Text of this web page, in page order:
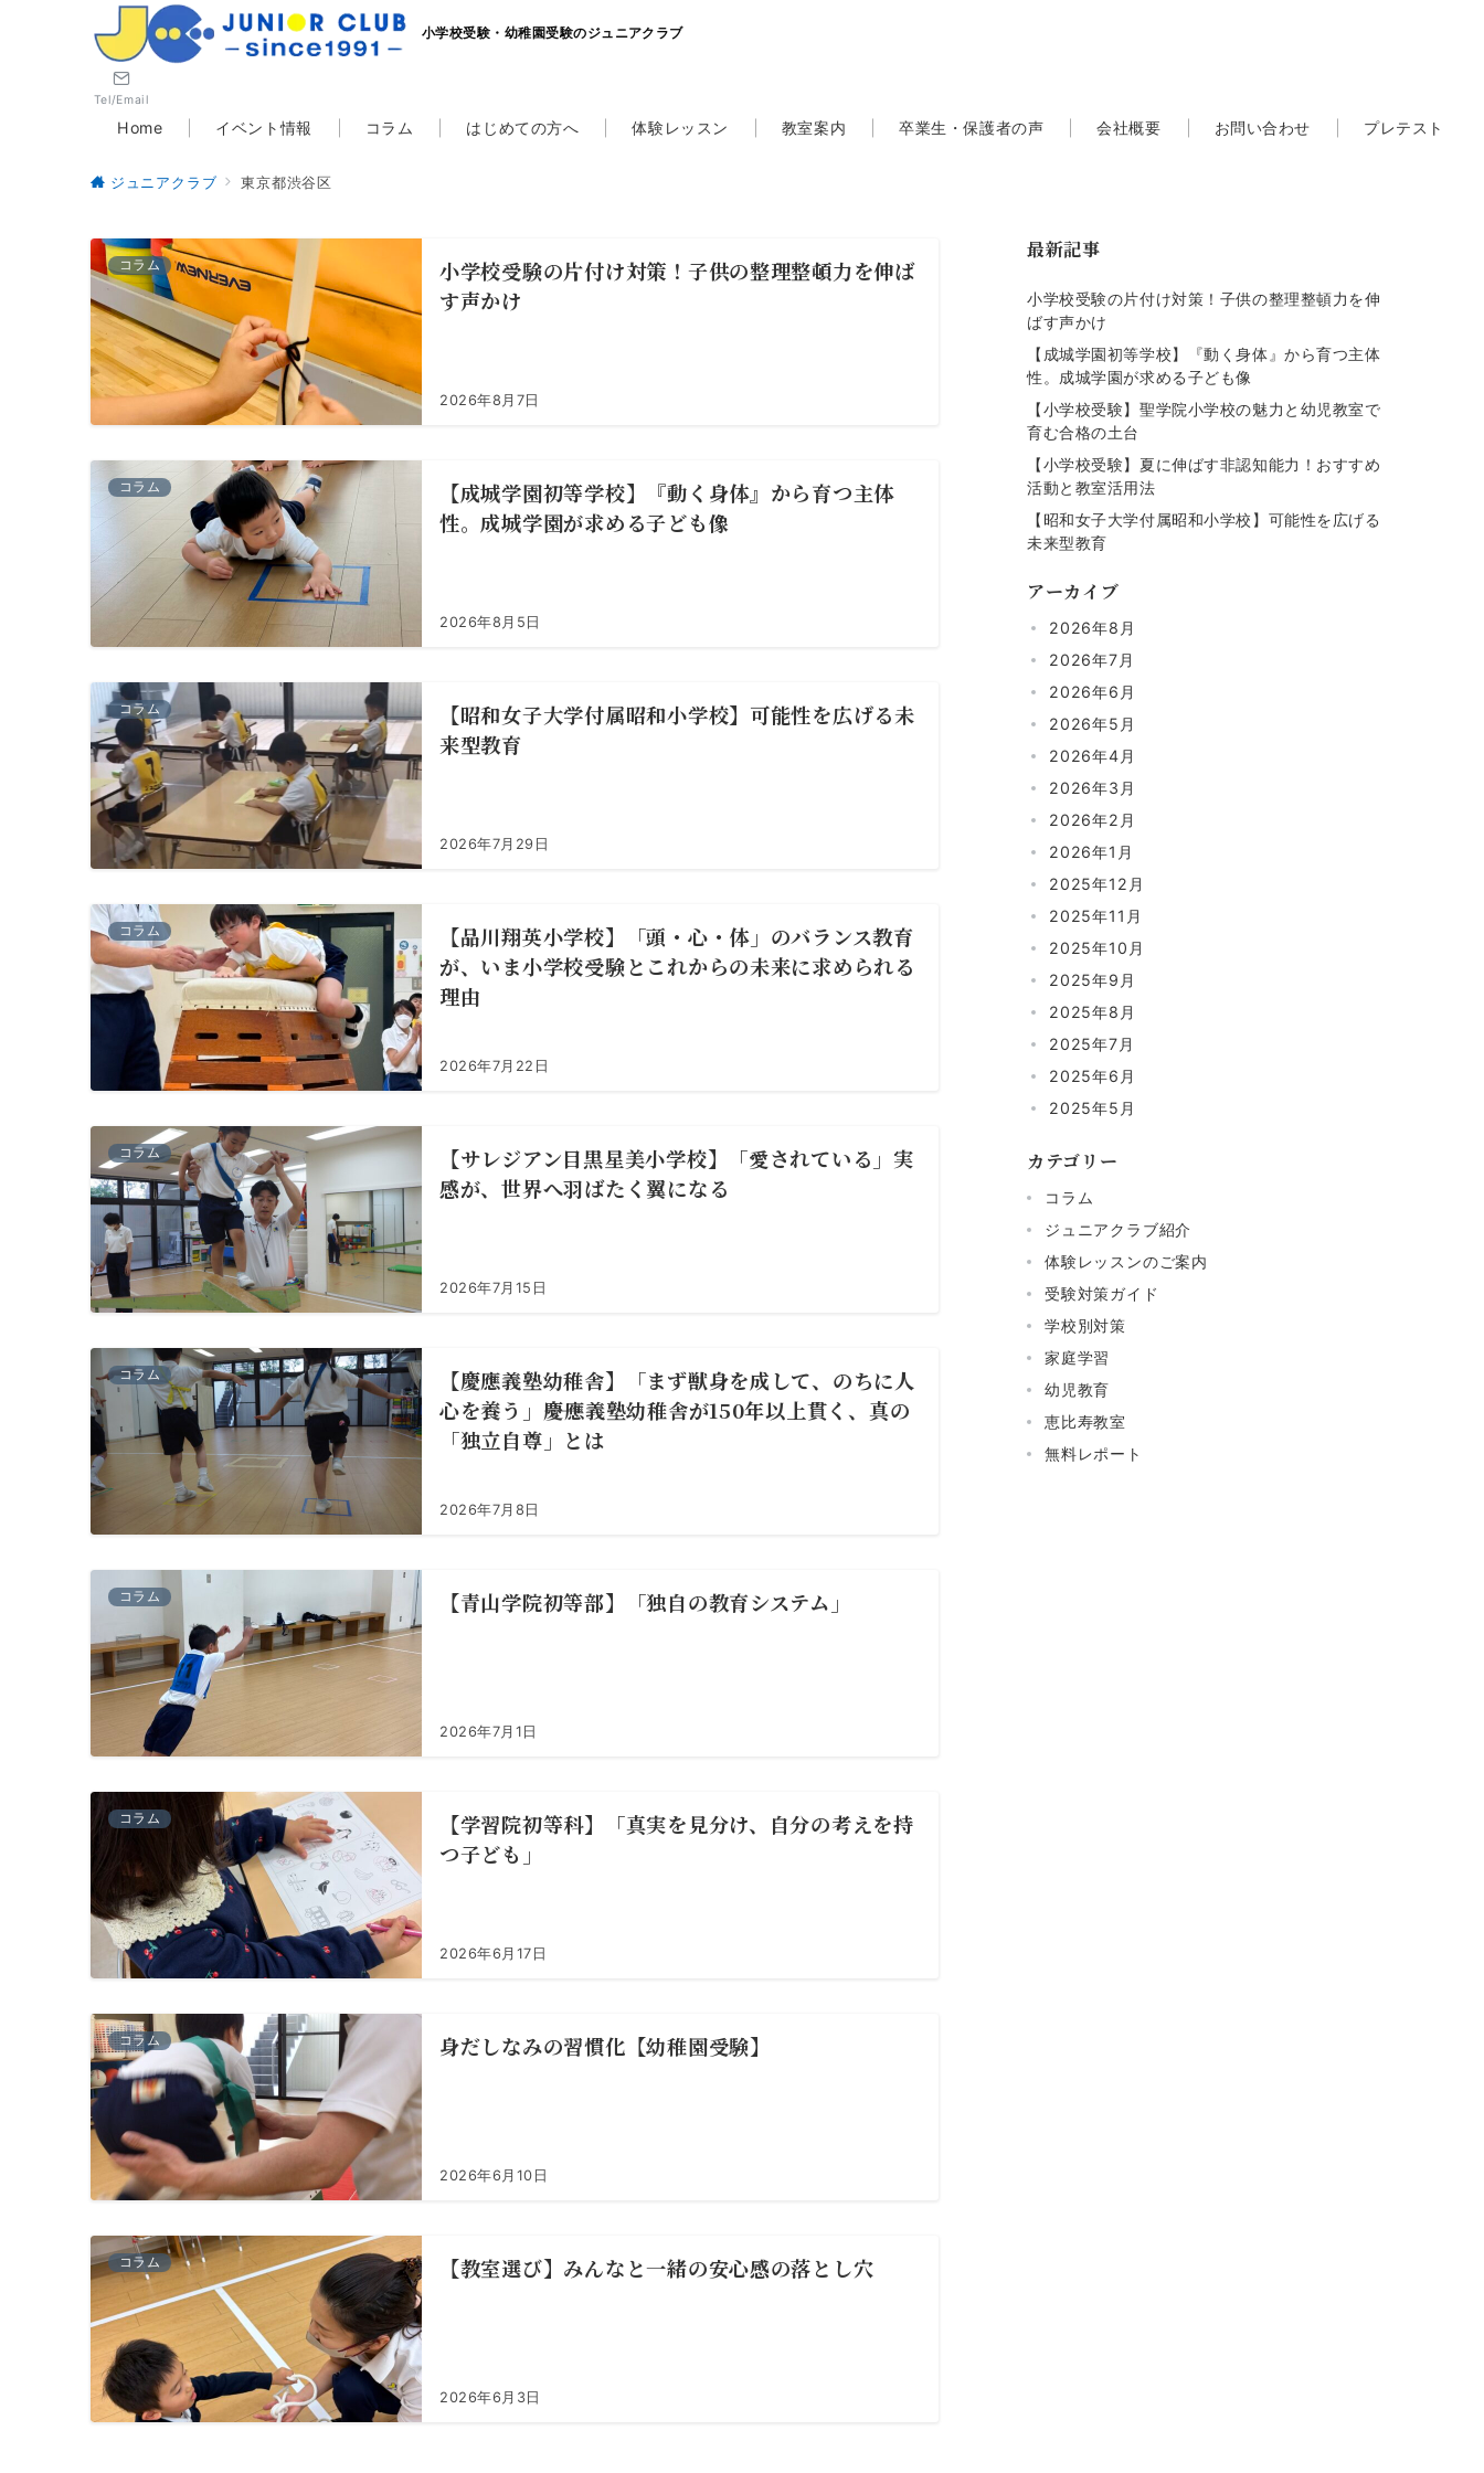
小学校受験・幼稚園受験のジュニアクラブ
Tel/Email
Home イベント情報 コラム はじめての方へ 体験レッスン 教室案内 卒業生・保護者の声 会社概要 お問い合わせ プレテスト
ジュニアクラブ 東京都渋谷区
コラム
小学校受験の片付け対策！子供の整理整頓力を伸ば
す声かけ
2026年8月7日
コラム
【成城学園初等学校】『動く身体』から育つ主体
性。成城学園が求める子ども像
2026年8月5日
コラム
【昭和女子大学付属昭和小学校】可能性を広げる未
来型教育
2026年7月29日
コラム
【品川翔英小学校】「頭・心・体」のバランス教育
が、いま小学校受験とこれからの未来に求められる
理由
2026年7月22日
コラム
【サレジアン目黒星美小学校】「愛されている」実
感が、世界へ羽ばたく翼になる
2026年7月15日
コラム
【慶應義塾幼稚舎】「まず獣身を成して、のちに人
心を養う」――慶應義塾幼稚舎が150年以上貫く、真の
「独立自尊」とは
2026年7月8日
コラム 【青山学院初等部】「独自の教育システム」
2026年7月1日
コラム
【学習院初等科】「真実を見分け、自分の考えを持
つ子ども」
2026年6月17日
コラム 身だしなみの習慣化【幼稚園受験】
2026年6月10日
コラム 【教室選び】みんなと一緒の安心感の落とし穴
2026年6月3日
最新記事
小学校受験の片付け対策！子供の整理整頓力を伸
ばす声かけ
【成城学園初等学校】『動く身体』から育つ主体
性。成城学園が求める子ども像
【小学校受験】聖学院小学校の魅力と幼児教室で
育む合格の土台
【小学校受験】夏に伸ばす非認知能力！おすすめ
活動と教室活用法
【昭和女子大学付属昭和小学校】可能性を広げる
未来型教育
アーカイブ
2026年8月
2026年7月
2026年6月
2026年5月
2026年4月
2026年3月
2026年2月
2026年1月
2025年12月
2025年11月
2025年10月
2025年9月
2025年8月
2025年7月
2025年6月
2025年5月
カテゴリー
コラム
ジュニアクラブ紹介
体験レッスンのご案内
受験対策ガイド
学校別対策
家庭学習
幼児教育
恵比寿教室
無料レポート